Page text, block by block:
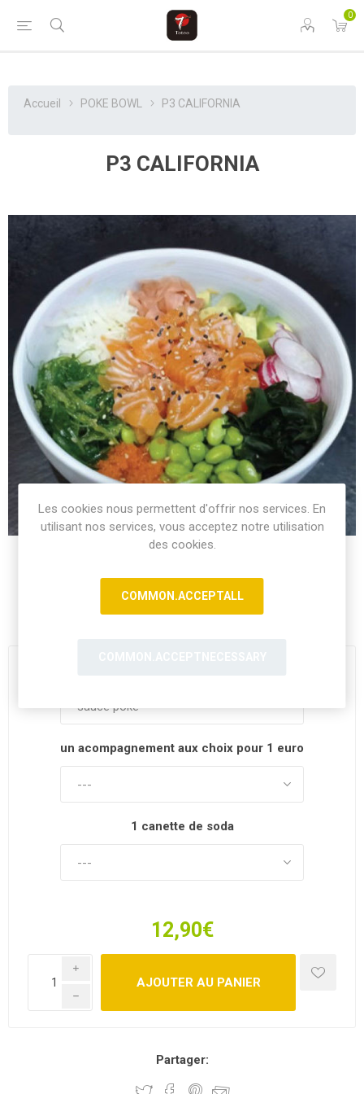
0
Accueil POKE BOWL P3 CALIFORNIA
P3 CALIFORNIA
Saumon.Wakamé, chou, gingembre, avocat, radis blanc,
algue noir, edamame, masago, sésames
un acompagnement aux choix pour 1 euro +
1 canette de soda
12,90€
i
h
Partager:
Les cookies nous permettent d'offrir nos services. En
utilisant nos services, vous acceptez notre utilisation
des cookies.
COMMON.ACCEPTALL